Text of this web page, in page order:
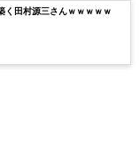
く田村源三さんｗｗｗｗｗ